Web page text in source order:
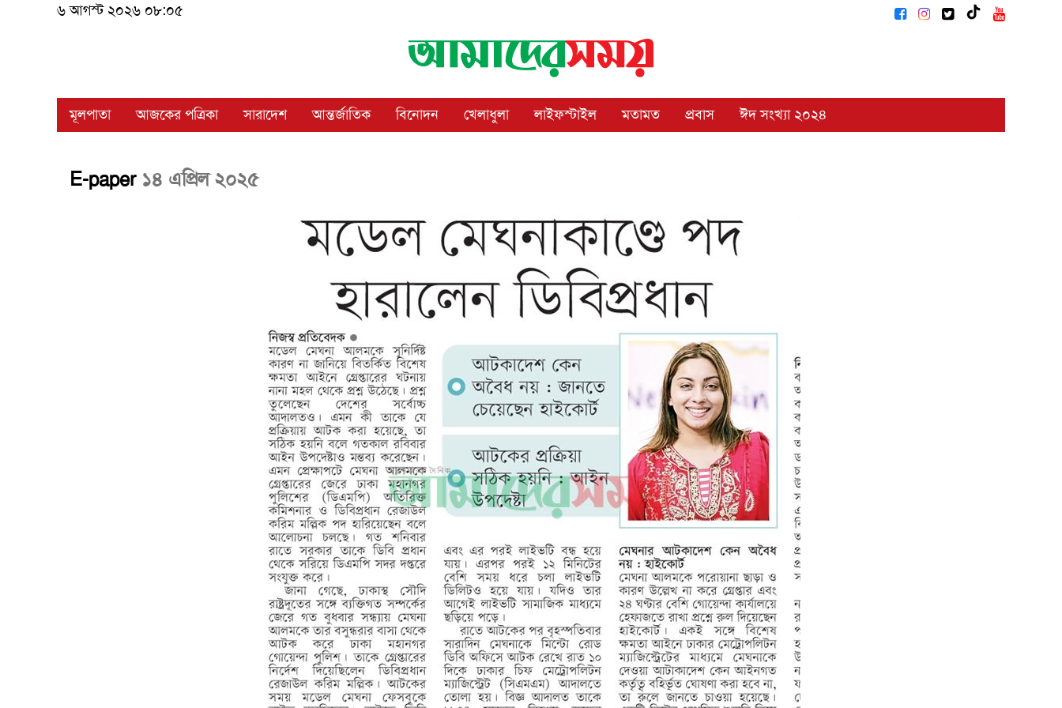
৬ আগস্ট ২০২৬ ০৮:০৫
মূলপাতা আজকের পত্রিকা সারাদেশ আন্তর্জাতিক বিনোদন খেলাধুলা লাইফস্টাইল মতামত প্রবাস ঈদ সংখ্যা ২০২৪
E-paper ১৪ এপ্রিল ২০২৫